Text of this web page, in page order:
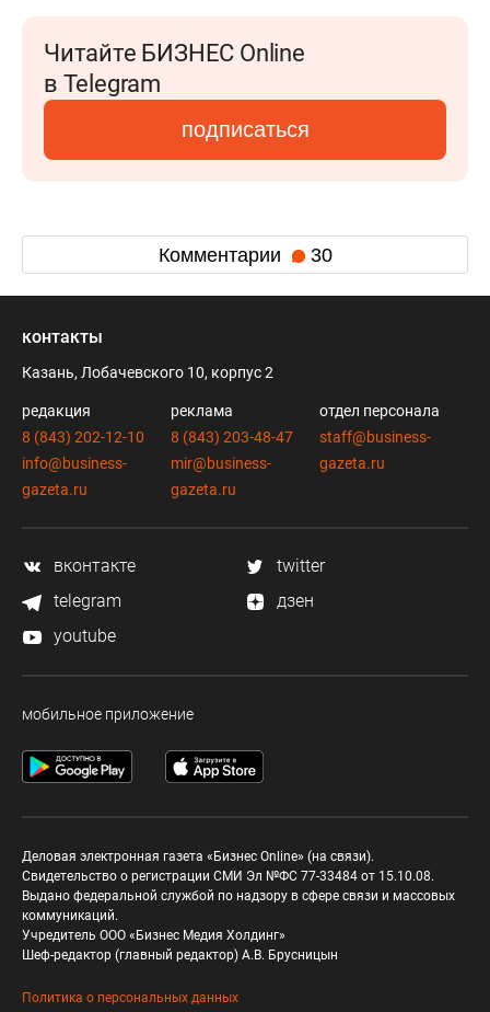
Читайте БИЗНЕС Online
в Telegram
подписаться
Комментарии 30
контакты
Казань, Лобачевского 10, корпус 2
редакция
8 (843) 202-12-10
info@business-
gazeta.ru
реклама
8 (843) 203-48-47
mir@business-
gazeta.ru
отдел персонала
staff@business-
gazeta.ru
вконтакте
twitter
telegram
дзен
youtube
мобильное приложение
Деловая электронная газета «Бизнес Online» (на связи).
Свидетельство о регистрации СМИ Эл №ФС 77-33484 от 15.10.08.
Выдано федеральной службой по надзору в сфере связи и массовых
коммуникаций.
Учредитель ООО «Бизнес Медия Холдинг»
Шеф-редактор (главный редактор) А.В. Брусницын
Политика о персональных данных